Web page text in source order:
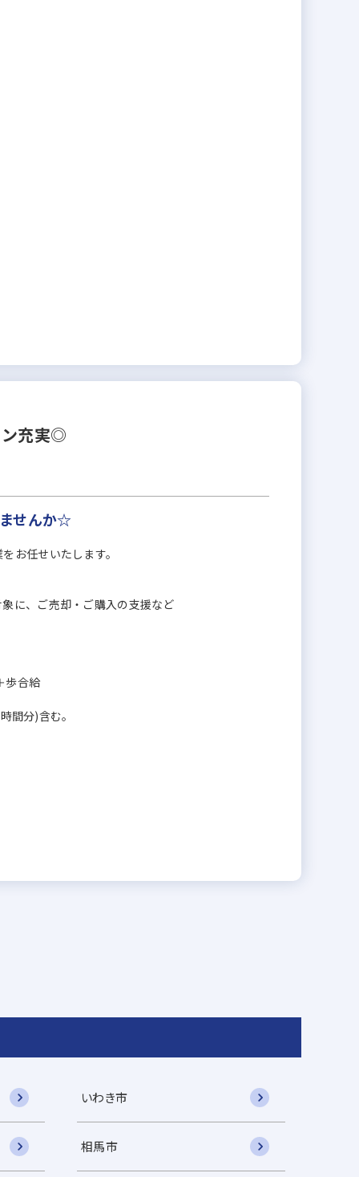
ン充実◎
せんか☆
お任せいたします。
に、ご売却・ご購入の支援など
歩合給
間分)含む。
いわき市
相馬市